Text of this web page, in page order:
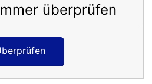
überprüfen